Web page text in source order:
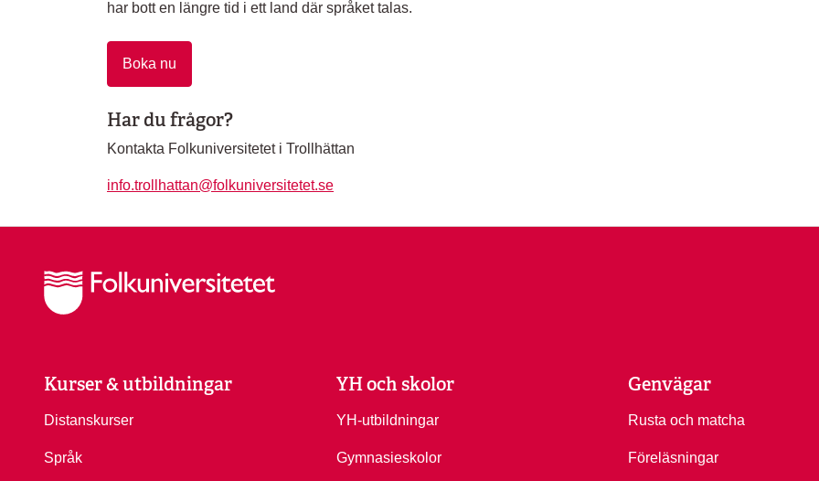
har bott en längre tid i ett land där språket talas.
Boka nu
Har du frågor?
Kontakta Folkuniversitetet i Trollhättan
info.trollhattan@folkuniversitetet.se
Kurser & utbildningar
Distanskurser
Språk
YH och skolor
YH-utbildningar
Gymnasieskolor
Genvägar
Rusta och matcha
Föreläsningar